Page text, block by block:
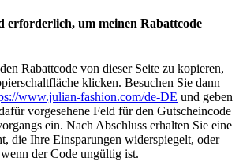
erforderlich, um meinen Rabattcode
Rabattcode von dieser Seite zu kopieren,
klicken. Besuchen Sie dann
www.julian-fashion.com/de-DE und geben
vorgesehene Feld für den Gutscheincode
ein. Nach Abschluss erhalten Sie eine
die Ihre Einsparungen widerspiegelt, oder
der Code ungültig ist.